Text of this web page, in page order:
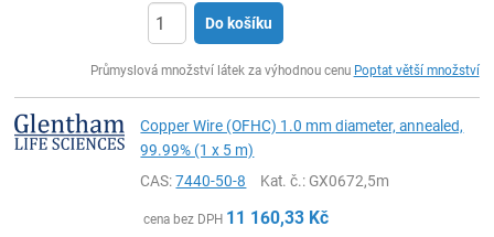
Do košíku
Průmyslová množství látek za výhodnou cenu Poptat větší množství
Copper Wire (OFHC) 1.0 mm diameter, annealed,
99.99% (1 x 5 m)
CAS:7440-50-8 Kat. č.: GX0672,5m
cena bez DPH 11 160,33 Kč